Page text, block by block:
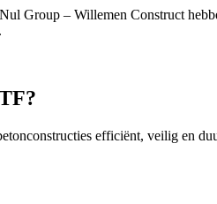
Group – Willemen Construct
efficiënt, veilig en